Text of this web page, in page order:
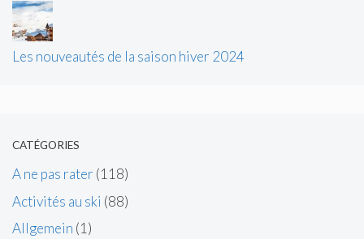
Les nouveautés de la saison hiver 2024
CATÉGORIES
A ne pas rater (118)
Activités au ski (88)
Allgemein (1)